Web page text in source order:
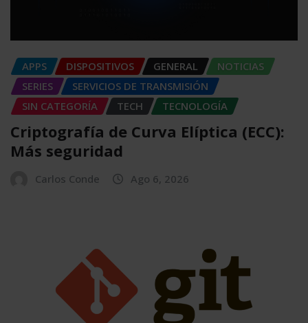
APPS DISPOSITIVOS GENERAL
NOTICIAS
SERIES
SERVICIOS DE TRANSMISIÓN
SIN CATEGORÍA
TECH TECNOLOGÍA
Criptografía de Curva Elíptica (ECC):
Más seguridad
Carlos Conde Ago 6, 2026